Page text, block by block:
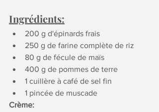
Ingrédients:
200 g d'épinards frais
250 g de farine complète de riz
80 g de fécule de maïs
400 g de pommes de terre
1 cuillère à café de sel fin
1 pincée de muscade
Crème: